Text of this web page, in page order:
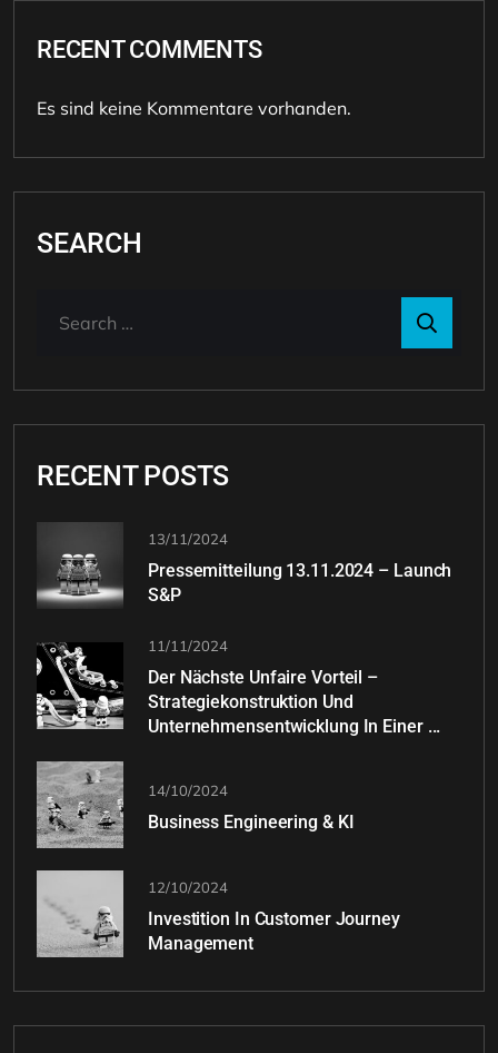
RECENT COMMENTS
Es sind keine Kommentare vorhanden.
SEARCH
RECENT POSTS
13/11/2024
Pressemitteilung 13.11.2024 – Launch
S&P
11/11/2024
Der Nächste Unfaire Vorteil –
Strategiekonstruktion Und
Unternehmensentwicklung In Einer ...
14/10/2024
Business Engineering & KI
12/10/2024
Investition In Customer Journey
Management